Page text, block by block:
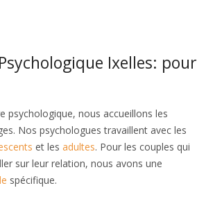
Ixelles: pour
psychologique, nous accueillons les
Nos psychologues travaillent avec les
et lesadultes. Pour les couples qui
sur leur relation, nous avons une
spécifique.